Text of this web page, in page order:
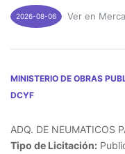
2026-08-06 Ver en
MINISTERIO DE OBRAS
DCYF
ADQ. DE NEUMATICOS
Tipo de Licitación: